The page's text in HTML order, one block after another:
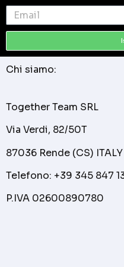
Chi siamo:
Together Team SRL
Via Verdi, 82/50T
87036 Rende (CS) ITALY
Telefono: +39 345 847
P.IVA 02600890780